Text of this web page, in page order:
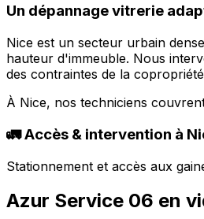
Un dépannage vitrerie
Nice est un secteur urbain
hauteur d'immeuble. Nous
des contraintes de la
À Nice, nos techniciens
🚛 Accès & intervention à
Stationnement et accès aux
Azur Service 06 en